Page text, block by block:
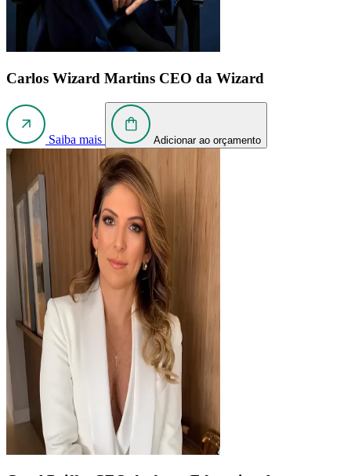
Carlos Wizard Martins CEO da Wizard
Saiba mais Adicionar ao orçamento